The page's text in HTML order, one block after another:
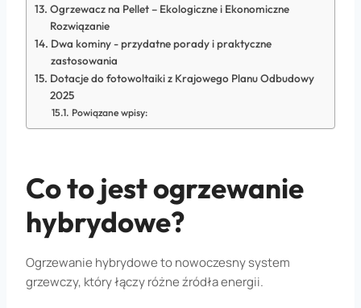
Ogrzewacz na Pellet – Ekologiczne i Ekonomiczne
Rozwiązanie
Dwa kominy - przydatne porady i praktyczne
zastosowania
Dotacje do fotowoltaiki z Krajowego Planu Odbudowy
2025
Powiązane wpisy:
Co to jest ogrzewanie
hybrydowe?
Ogrzewanie hybrydowe to nowoczesny system
grzewczy, który łączy różne źródła energii.